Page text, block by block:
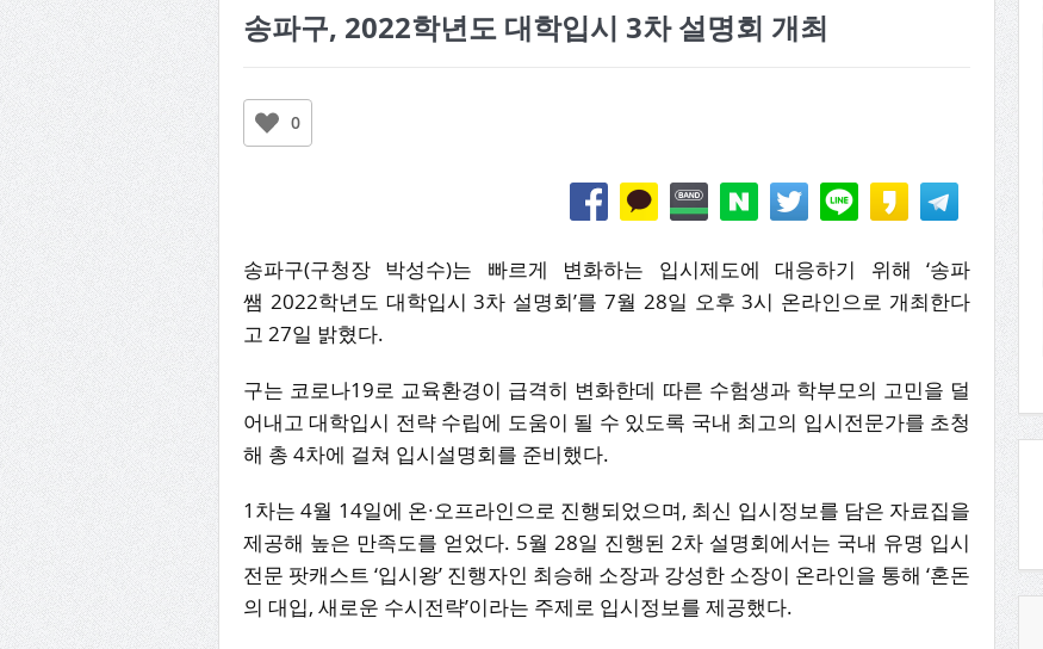
송파구, 2022학년도 대학입시 3차 설명회 개최
0
송파구(구청장 박성수)는 빠르게 변화하는 입시제도에 대응하기 위해 ‘송파
쌤 2022학년도 대학입시 3차 설명회’를 7월 28일 오후 3시 온라인으로 개최한다
고 27일 밝혔다.
구는 코로나19로 교육환경이 급격히 변화한데 따른 수험생과 학부모의 고민을 덜
어내고 대학입시 전략 수립에 도움이 될 수 있도록 국내 최고의 입시전문가를 초청
해 총 4차에 걸쳐 입시설명회를 준비했다.
1차는 4월 14일에 온∙오프라인으로 진행되었으며, 최신 입시정보를 담은 자료집을
제공해 높은 만족도를 얻었다. 5월 28일 진행된 2차 설명회에서는 국내 유명 입시
전문 팟캐스트 ‘입시왕’ 진행자인 최승해 소장과 강성한 소장이 온라인을 통해 ‘혼돈
의 대입, 새로운 수시전략’이라는 주제로 입시정보를 제공했다.